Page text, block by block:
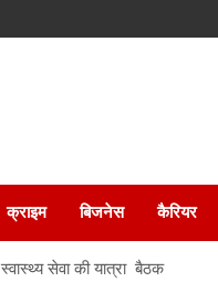
क्राइम बिजनेस कैरियर
सेवा की यात्रा बैठक